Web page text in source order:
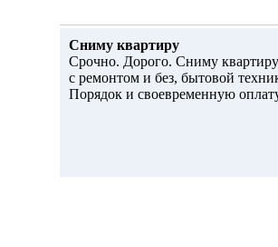
Сниму квартиру
Срочно. Дорого. Сниму
с ремонтом и без, бытовой
Порядок и своевременную